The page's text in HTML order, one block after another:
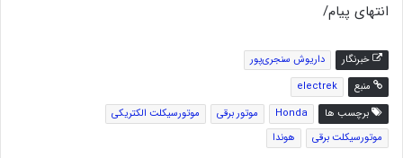
انتهای پیام/
خبرنگار
داریوش سنجری‌پور
منبع
electrek
برچسب ها
Honda موتور برقی
موتورسیکلت الکتریکى
موتورسیکلت برقى
هوندا